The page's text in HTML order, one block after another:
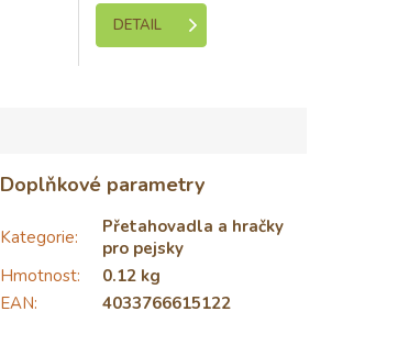
DETAIL
Doplňkové parametry
Kategorie:
Přetahovadla a hračky
pro pejsky
Hmotnost:
0.12 kg
EAN: 4033766615122